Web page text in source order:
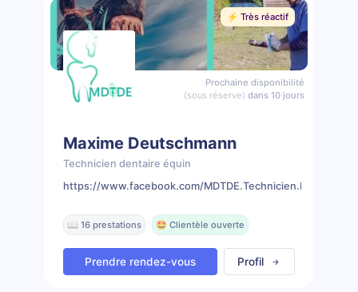
⚡️ Très réactif
Prochaine disponibilité
(sous réserve) dans 10 jours
Maxime Deutschmann
Technicien dentaire équin
https://www.facebook.com/
📖 16 prestations 🤩 Clientèle ouverte
Prendre rendez-vous Profil